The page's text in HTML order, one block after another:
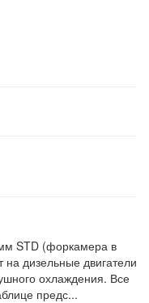
STD (форкамера в
дизельные двигатели
охлаждения. Все
предс...